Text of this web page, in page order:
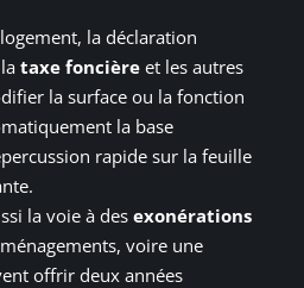
la déclaration
taxe foncière et les autres
la surface ou la fonction
la base
rapide sur la feuille
la voie à des exonérations
voire une
offrir deux années